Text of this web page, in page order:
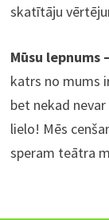
skatītāju
Mūsu lepnums
katrs no mums
bet nekad
lielo! Mēs
speram teātra